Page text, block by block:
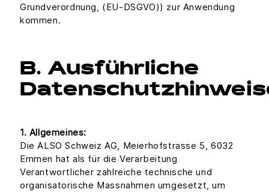
Grundverordnung, (EU-DSGVO)) zur Anwendung
kommen.
B. Ausführliche
1. Allgemeines:
Die ALSO Schweiz AG, Meierhofstrasse 5, 6032
Emmen hat als für die Verarbeitung
Verantwortlicher zahlreiche technische und
organisatorische Massnahmen umgesetzt, um